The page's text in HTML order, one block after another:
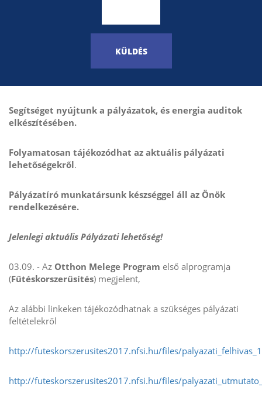
KÜLDÉS
Segítséget nyújtunk a pályázatok, és energia auditok
elkészítésében.
Folyamatosan tájékozódhat az aktuális pályázati
lehetőségekről.
Pályázatíró munkatársunk készséggel áll az Önök
rendelkezésére.
Jelenlegi aktuális Pályázati lehetőség!
03.09. - Az Otthon Melege Program első alprogramja
(Fűtéskorszerűsítés) megjelent,
Az alábbi linkeken tájékozódhatnak a szükséges pályázati
feltételekről
http://futeskorszerusites2017.nfsi.hu/files/
http://futeskorszerusites2017.nfsi.hu/files/